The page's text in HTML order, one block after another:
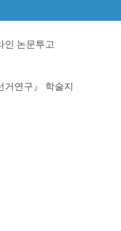
인 논문투고
거연구』 학술지